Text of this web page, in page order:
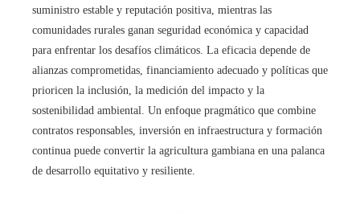
suministro estable y reputación positiva, mientras las
comunidades rurales ganan seguridad económica y capacidad
para enfrentar los desafíos climáticos. La eficacia depende de
alianzas comprometidas, financiamiento adecuado y políticas que
prioricen la inclusión, la medición del impacto y la
sostenibilidad ambiental. Un enfoque pragmático que combine
contratos responsables, inversión en infraestructura y formación
continua puede convertir la agricultura gambiana en una palanca
de desarrollo equitativo y resiliente.